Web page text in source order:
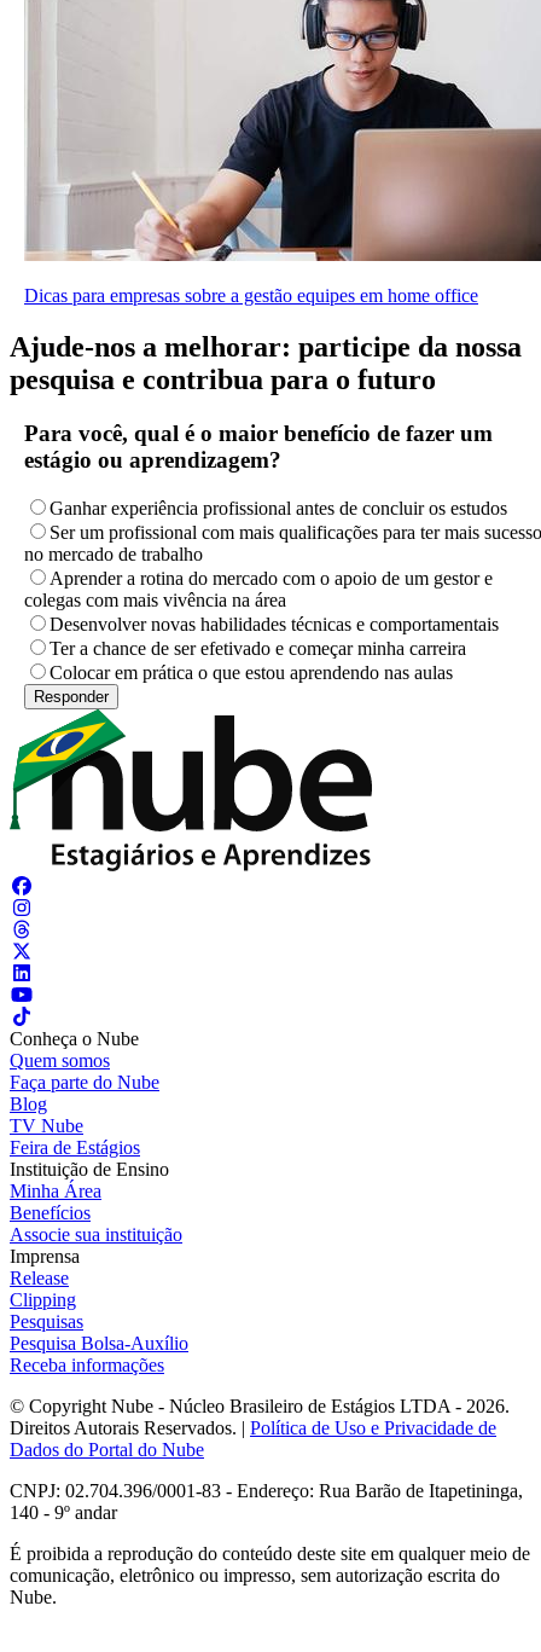
Dicas para empresas sobre a gestão equipes em home office
Ajude-nos a melhorar: participe da nossa
pesquisa e contribua para o futuro
Para você, qual é o maior benefício de fazer um
estágio ou aprendizagem?
Ganhar experiência profissional antes de concluir os estudos
Ser um profissional com mais qualificações para ter mais sucesso
no mercado de trabalho
Aprender a rotina do mercado com o apoio de um gestor e
colegas com mais vivência na área
Desenvolver novas habilidades técnicas e comportamentais
Ter a chance de ser efetivado e começar minha carreira
Colocar em prática o que estou aprendendo nas aulas
Conheça o Nube
Quem somos
Faça parte do Nube
Blog
TV Nube
Feira de Estágios
Instituição de Ensino
Minha Área
Benefícios
Associe sua instituição
Imprensa
Release
Clipping
Pesquisas
Pesquisa Bolsa-Auxílio
Receba informações
© Copyright Nube - Núcleo Brasileiro de Estágios LTDA - 2026.
Direitos Autorais Reservados. | Política de Uso e Privacidade de
Dados do Portal do Nube
CNPJ: 02.704.396/0001-83 - Endereço: Rua Barão de Itapetininga,
140 - 9º andar
É proibida a reprodução do conteúdo deste site em qualquer meio de
comunicação, eletrônico ou impresso, sem autorização escrita do
Nube.